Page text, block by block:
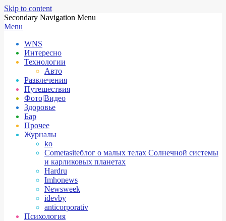
Skip to content
Secondary Navigation Menu
Menu
WNS
Интересно
Технологии
Авто
Развлечения
Путешествия
Фото|Видео
Здоровье
Бар
Прочее
Журналы
ko
Cometasiteблог о малых телах Солнечной системы
и карликовых планетах
Hardru
Imhonews
Newsweek
idevby
anticorporativ
Психология